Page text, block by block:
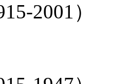
2001）